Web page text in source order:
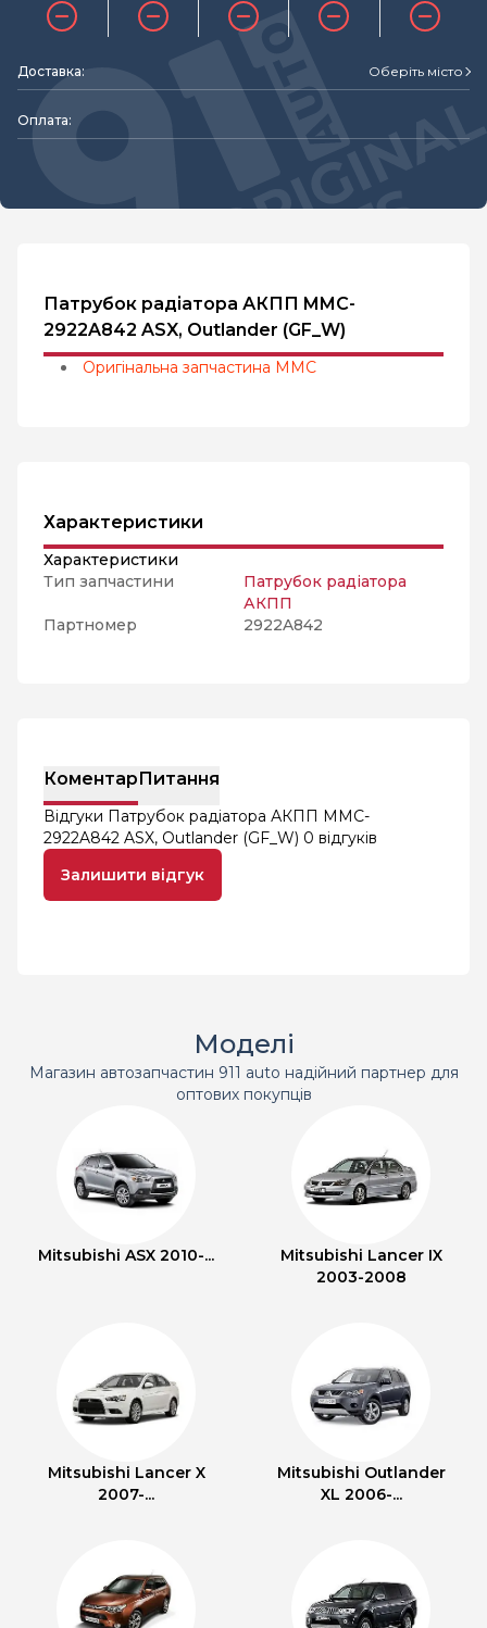
Доставка: Оберіть місто
Оплата:
Патрубок радіатора АКПП MMC-
2922A842 ASX, Outlander (GF_W)
Оригінальна запчастина MMC
Характеристики
Характеристики
Тип запчастини
Патрубок радіатора
АКПП
Партномер
2922A842
КоментарПитання
Відгуки Патрубок радіатора АКПП MMC-
2922A842 ASX, Outlander (GF_W) 0 відгуків
Залишити відгук
Моделі
Магазин автозапчастин 911 auto надійний партнер для
оптових покупців
Mitsubishi ASX 2010-...
Mitsubishi Lancer IX
2003-2008
Mitsubishi Lancer X
2007-...
Mitsubishi Outlander
XL 2006-...